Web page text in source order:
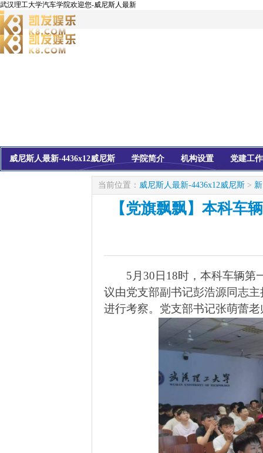
武汉理工大学汽车学院欢迎您-威尼斯人最新
威尼斯人最新-4436x12威尼斯 学院简介 机构设置 党建工作
当前位置： 威尼斯人最新-4436x12威尼斯 >
【党旗飘飘】本科车
5 月 30 日 18时，本科车辆第
议由党支部副书记彭浩源同志
进行考察。党支部书记张萌蕾